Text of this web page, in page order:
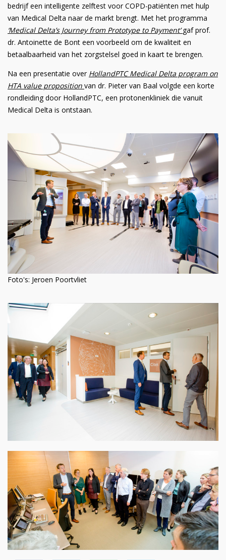
bedrijf een intelligente zelftest voor COPD-patiënten met hulp
van Medical Delta naar de markt brengt. Met het programma
‘Medical Delta’s Journey from Prototype to Payment’ gaf prof.
dr. Antoinette de Bont een voorbeeld om de kwaliteit en
betaalbaarheid van het zorgstelsel goed in kaart te brengen.
Na een presentatie over HollandPTC Medical Delta program on
HTA value proposition van dr. Pieter van Baal volgde een korte
rondleiding door HollandPTC, een protonenkliniek die vanuit
Medical Delta is ontstaan.
Foto's: Jeroen Poortvliet